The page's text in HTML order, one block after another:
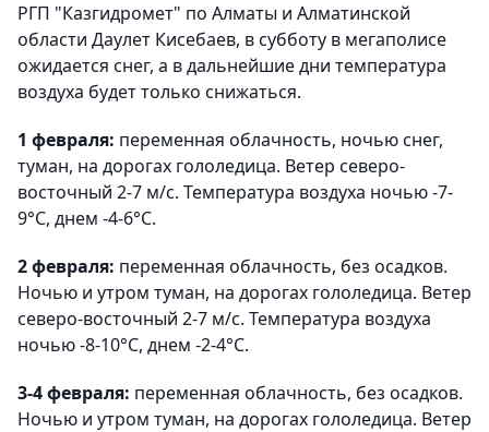
РГП "Казгидромет" по Алматы и Алматинской
области Даулет Кисебаев, в субботу в мегаполисе
ожидается снег, а в дальнейшие дни температура
воздуха будет только снижаться.
1 февраля: переменная облачность, ночью снег,
туман, на дорогах гололедица. Ветер северо-
восточный 2-7 м/с. Температура воздуха ночью -7-
9°С, днем -4-6°С.
2 февраля: переменная облачность, без осадков.
Ночью и утром туман, на дорогах гололедица. Ветер
северо-восточный 2-7 м/с. Температура воздуха
ночью -8-10°С, днем -2-4°С.
3-4 февраля: переменная облачность, без осадков.
Ночью и утром туман, на дорогах гололедица. Ветер